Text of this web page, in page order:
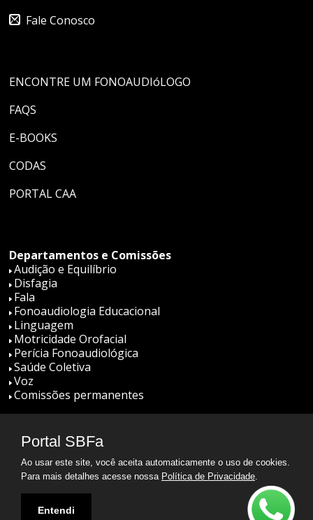
Fale Conosco
ENCONTRE UM FONOAUDIóLOGO
FAQS
E-BOOKS
CODAS
PORTAL CAA
Departamentos e Comissões
Audição e Equilíbrio
Disfagia
Fala
Fonoaudiologia Educacional
Linguagem
Motricidade Orofacial
Perícia Fonoaudiológica
Saúde Coletiva
Voz
Comissões permanentes
SBFa
Portal SBFa
Ao usar este site, você aceita automaticamente o uso de cookies.
Para mais detalhes acesse nossa Política de Privacidade.
Entendi